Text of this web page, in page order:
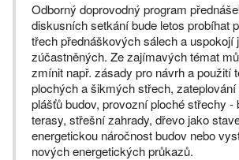
Odborný doprovodný program
diskusních setkání bude letos probíhat
třech přednáškových sálech a uspokojí
zúčastněných. Ze zajímavých témat
zmínit např. zásady pro návrh a použití
plochých a šikmých střech,
plášťů budov, provozní ploché střechy -
terasy, střešní zahrady, dřevo jako
energetickou náročnost budov nebo
nových energetických průkazů.